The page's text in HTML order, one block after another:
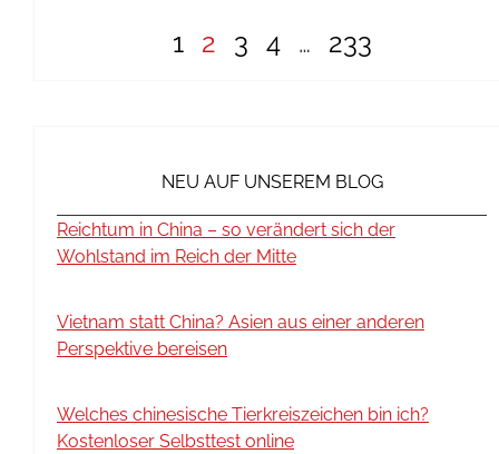
1 2 3 4 … 233
NEU AUF UNSEREM BLOG
Reichtum in China – so verändert sich der
Wohlstand im Reich der Mitte
Vietnam statt China? Asien aus einer anderen
Perspektive bereisen
Welches chinesische Tierkreiszeichen bin ich?
Kostenloser Selbsttest online